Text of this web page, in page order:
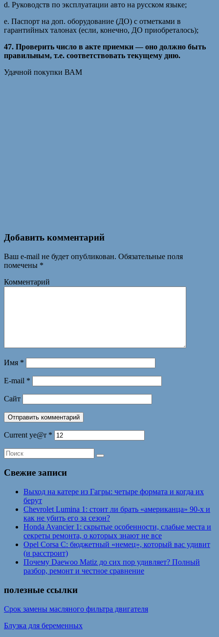
d. Руководств по эксплуатации авто на русском языке;
e. Паспорт на доп. оборудование (ДО) с отметками в
гарантийных талонах (если, конечно, ДО приобреталось);
47. Проверить число в акте приемки — оно должно быть
правильным, т.е. соответствовать текущему дню.
Удачной покупки ВАМ
Добавить комментарий
Ваш e-mail не будет опубликован. Обязательные поля
помечены *
Комментарий
Имя *
E-mail *
Сайт
Current ye@r *
Свежие записи
Выход на катере из Гагры: четыре формата и когда их
берут
Chevrolet Lumina 1: стоит ли брать «американца» 90-х и
как не убить его за сезон?
Honda Avancier 1: скрытые особенности, слабые места и
секреты ремонта, о которых знают не все
Opel Corsa C: бюджетный «немец», который вас удивит
(и расстроит)
Почему Daewoo Matiz до сих пор удивляет? Полный
разбор, ремонт и честное сравнение
полезные ссылки
Срок замены масляного фильтра двигателя
Блузка для беременных